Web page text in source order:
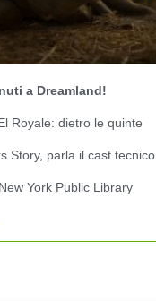
a Dreamland!
Royale: dietro le quinte
Story, parla il cast tecnico
York Public Library